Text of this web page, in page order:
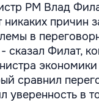
РМ Влад
причин
в
сказал Филат,
сравнил
уверенность в